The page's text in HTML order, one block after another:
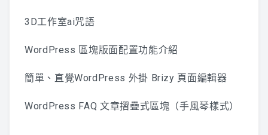
3D工作室ai咒語
WordPress 區塊版面配置功能介紹
簡單、直覺WordPress 外掛 Brizy 頁面編輯器
WordPress FAQ 文章摺疊式區塊（手風琴樣式）